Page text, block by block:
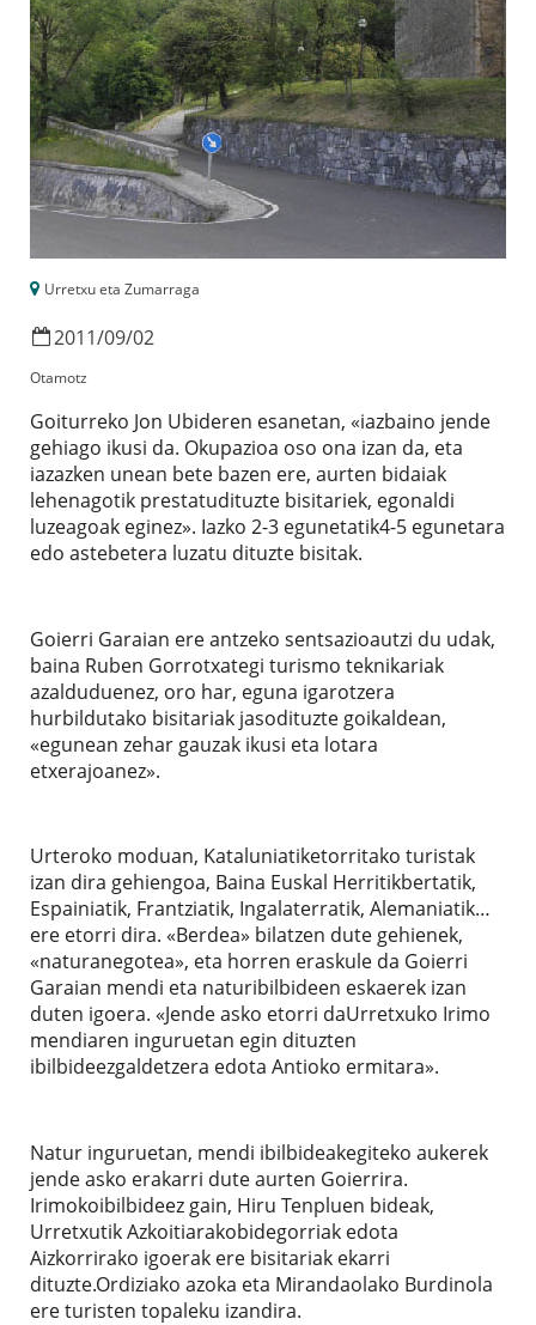
Urretxu eta Zumarraga
2011/09/02
Otamotz
Goiturreko Jon Ubideren esanetan, «iazbaino jende
gehiago ikusi da. Okupazioa oso ona izan da, eta
iazazken unean bete bazen ere, aurten bidaiak
lehenagotik prestatudituzte bisitariek, egonaldi
luzeagoak eginez». Iazko 2-3 egunetatik4-5 egunetara
edo astebetera luzatu dituzte bisitak.
Goierri Garaian ere antzeko sentsazioautzi du udak,
baina Ruben Gorrotxategi turismo teknikariak
azalduduenez, oro har, eguna igarotzera
hurbildutako bisitariak jasodituzte goikaldean,
«egunean zehar gauzak ikusi eta lotara
etxerajoanez».
Urteroko moduan, Kataluniatiketorritako turistak
izan dira gehiengoa, Baina Euskal Herritikbertatik,
Espainiatik, Frantziatik, Ingalaterratik, Alemaniatik…
ere etorri dira. «Berdea» bilatzen dute gehienek,
«naturanegotea», eta horren eraskule da Goierri
Garaian mendi eta naturibilbideen eskaerek izan
duten igoera. «Jende asko etorri daUrretxuko Irimo
mendiaren inguruetan egin dituzten
ibilbideezgaldetzera edota Antioko ermitara».
Natur inguruetan, mendi ibilbideakegiteko aukerek
jende asko erakarri dute aurten Goierrira.
Irimokoibilbideez gain, Hiru Tenpluen bideak,
Urretxutik Azkoitiarakobidegorriak edota
Aizkorrirako igoerak ere bisitariak ekarri
dituzte.Ordiziako azoka eta Mirandaolako Burdinola
ere turisten topaleku izandira.